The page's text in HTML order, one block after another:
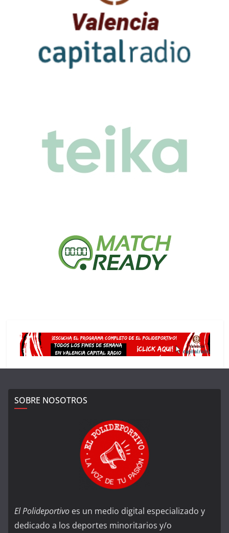
SOBRE NOSOTROS
El Polideportivo es un medio digital especializado y
dedicado a los deportes minoritarios y/o